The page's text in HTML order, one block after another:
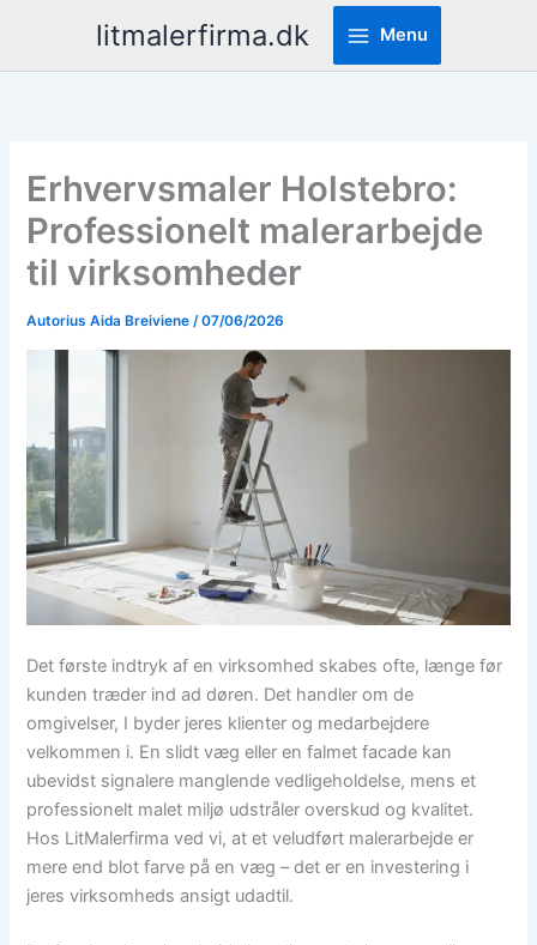
turinio
litmalerfirma.dk Menu
Erhvervsmaler Holstebro:
Professionelt malerarbejde
til virksomheder
Autorius Aida Breiviene/07/06/2026
Det første indtryk af en virksomhed skabes ofte, længe før
kunden træder ind ad døren. Det handler om de
omgivelser, I byder jeres klienter og medarbejdere
velkommen i. En slidt væg eller en falmet facade kan
ubevidst signalere manglende vedligeholdelse, mens et
professionelt malet miljø udstråler overskud og kvalitet.
Hos LitMalerfirma ved vi, at et veludført malerarbejde er
mere end blot farve på en væg – det er en investering i
jeres virksomheds ansigt udadtil.